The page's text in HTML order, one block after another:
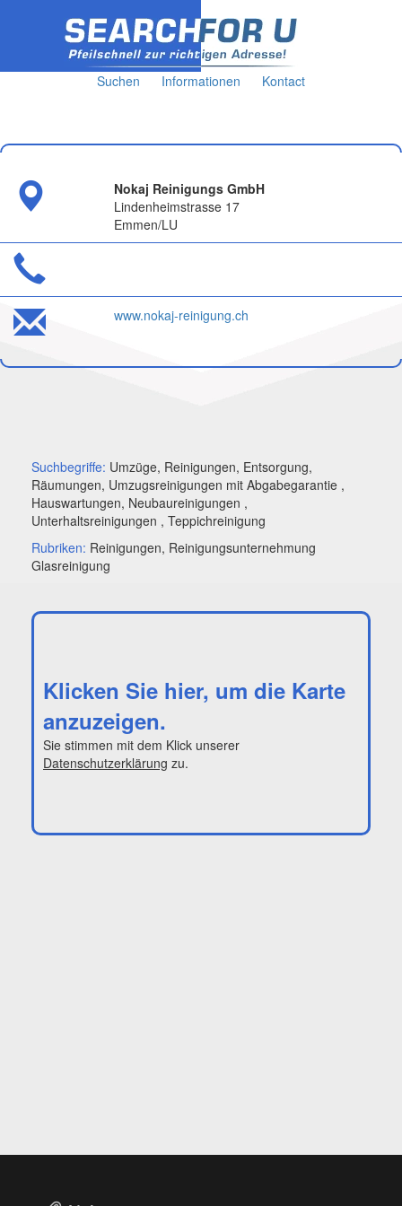
Suchen Informationen Kontact
Nokaj Reinigungs GmbH
Lindenheimstrasse 17
Emmen/LU
www.nokaj-reinigung.ch
Suchbegriffe: Umzüge, Reinigungen, Entsorgung,
Räumungen, Umzugsreinigungen mit Abgabegarantie ,
Hauswartungen, Neubaureinigungen ,
Unterhaltsreinigungen , Teppichreinigung
Rubriken: Reinigungen, Reinigungsunternehmung
Glasreinigung
Klicken Sie hier, um die Karte
anzuzeigen.
Sie stimmen mit dem Klick unserer
Datenschutzerklärung zu.